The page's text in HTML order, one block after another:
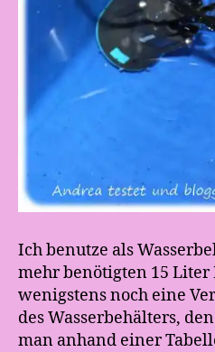
Ich benutze als
mehr benötigten 15 Liter
wenigstens noch eine
des Wasserbehälters,
man anhand einer